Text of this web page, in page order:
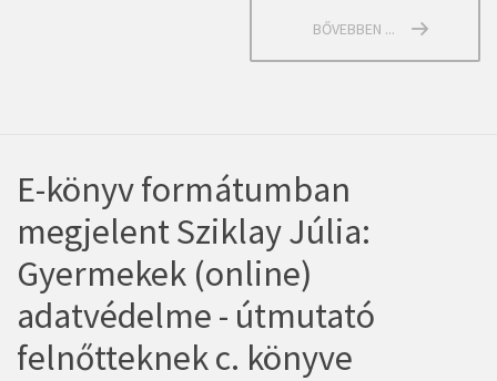
BŐVEBBEN ...
E-könyv formátumban
megjelent Sziklay Júlia:
Gyermekek (online)
adatvédelme - útmutató
felnőtteknek c. könyve